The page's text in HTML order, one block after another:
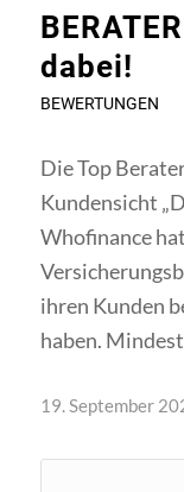
dabei!
BEWERTUNGEN
Die Top
Kundensicht
Whofinance
ihren Kunden
haben.
19. September